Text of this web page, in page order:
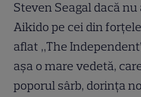
Steven Seagal dacă
Aikido pe cei din
aflat „The
așa o mare vedetă,
poporul sârb, dorința